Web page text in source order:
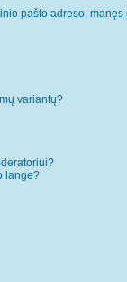
pašto adreso,
variantų?
lange?